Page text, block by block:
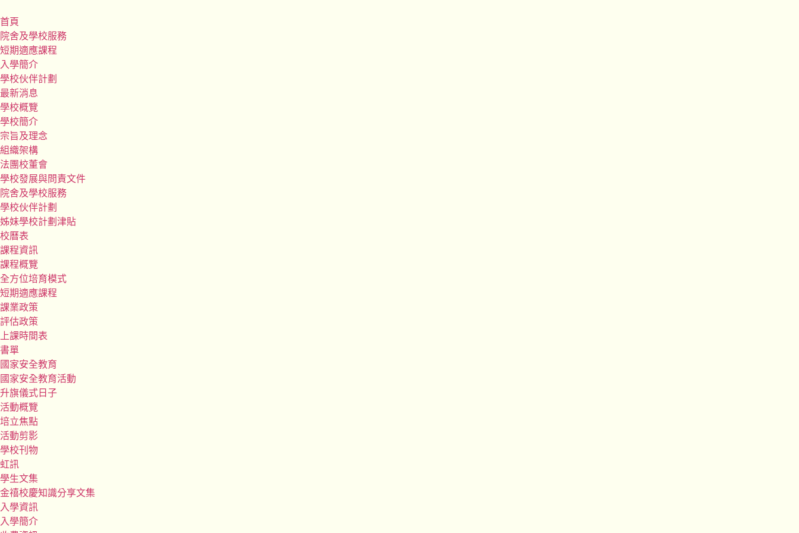
首頁
院舍及學校服務
短期適應課程
入學簡介
學校伙伴計劃
最新消息
學校概覽
學校簡介
宗旨及理念
組織架構
法團校董會
學校發展與問責文件
院舍及學校服務
學校伙伴計劃
姊妹學校計劃津貼
校曆表
課程資訊
課程概覽
全方位培育模式
短期適應課程
課業政策
評估政策
上課時間表
書單
國家安全教育
國家安全教育活動
升旗儀式日子
活動概覽
培立焦點
活動剪影
學校刊物
虹訊
學生文集
金禧校慶知識分享文集
入學資訊
入學簡介